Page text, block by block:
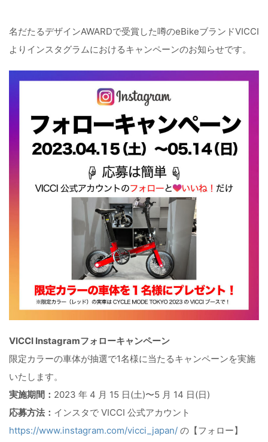
名だたるデザインAWARDで受賞した噂のeBikeブランドVICCI
よりインスタグラムにおけるキャンペーンのお知らせです。
VICCI Instagramフォローキャンペーン
限定カラーの車体が抽選で1名様に当たるキャンペーンを実施
いたします。
実施期間： 2023 年 4 月 15 日(土)〜5 月 14 日(日)
応募方法： インスタで VICCI 公式アカウント
https://www.instagram.com/vicci_japan/ の【フォロー】